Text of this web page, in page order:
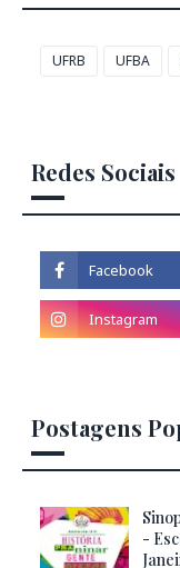
UFRB UFBA
Redes Sociais
Postagens
-